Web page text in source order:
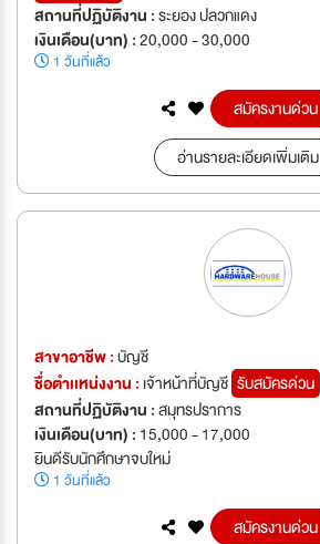
สถานที่ปฏิบัติงาน :ระยอง ปลวกแดง
เงินเดือน(บาท) :20,000 - 30,000
1 วันที่แล้ว
สมัครงานด่วน
อ่านรายละเอียดเพิ่มเติม
สาขาอาชีพ :บัญชี
ชื่อตำเเหน่งงาน : เจ้าหน้าที่บัญชี รับสมัครด่วน
สถานที่ปฏิบัติงาน :สมุทรปราการ
เงินเดือน(บาท) : 15,000 - 17,000
ยินดีรับนักศึกษาจบใหม่
1 วันที่แล้ว
สมัครงานด่วน